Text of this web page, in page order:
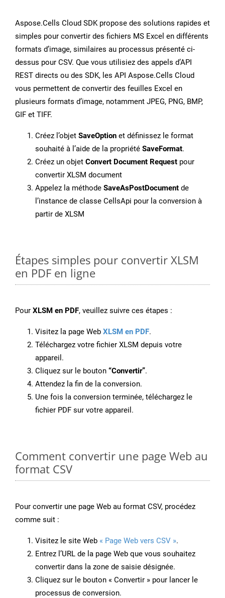
Aspose.Cells Cloud SDK propose des solutions rapides et
simples pour convertir des fichiers MS Excel en différents
formats d’image, similaires au processus présenté ci-
dessus pour CSV. Que vous utilisiez des appels d’API
REST directs ou des SDK, les API Aspose.Cells Cloud
vous permettent de convertir des feuilles Excel en
plusieurs formats d’image, notamment JPEG, PNG, BMP,
GIF et TIFF.
Créez l’objet SaveOption et définissez le format
souhaité à l’aide de la propriété SaveFormat.
Créez un objet Convert Document Request pour
convertir XLSM document
Appelez la méthode SaveAsPostDocument de
l’instance de classe CellsApi pour la conversion à
partir de XLSM
Étapes simples pour convertir XLSM
en PDF en ligne
Pour XLSM en PDF, veuillez suivre ces étapes :
Visitez la page Web XLSM en PDF.
Téléchargez votre fichier XLSM depuis votre
appareil.
Cliquez sur le bouton “Convertir”.
Attendez la fin de la conversion.
Une fois la conversion terminée, téléchargez le
fichier PDF sur votre appareil.
Comment convertir une page Web au
format CSV
Pour convertir une page Web au format CSV, procédez
comme suit :
Visitez le site Web « Page Web vers CSV ».
Entrez l’URL de la page Web que vous souhaitez
convertir dans la zone de saisie désignée.
Cliquez sur le bouton « Convertir » pour lancer le
processus de conversion.